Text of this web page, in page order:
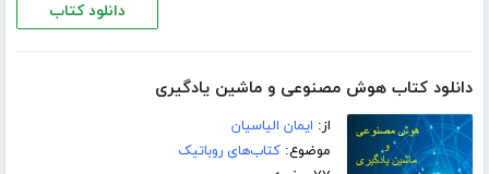
دانلود کتاب
دانلود کتاب هوش مصنوعی و ماشین یادگیری
از: ایمان الیاسیان
موضوع:کتاب‌های روباتیک